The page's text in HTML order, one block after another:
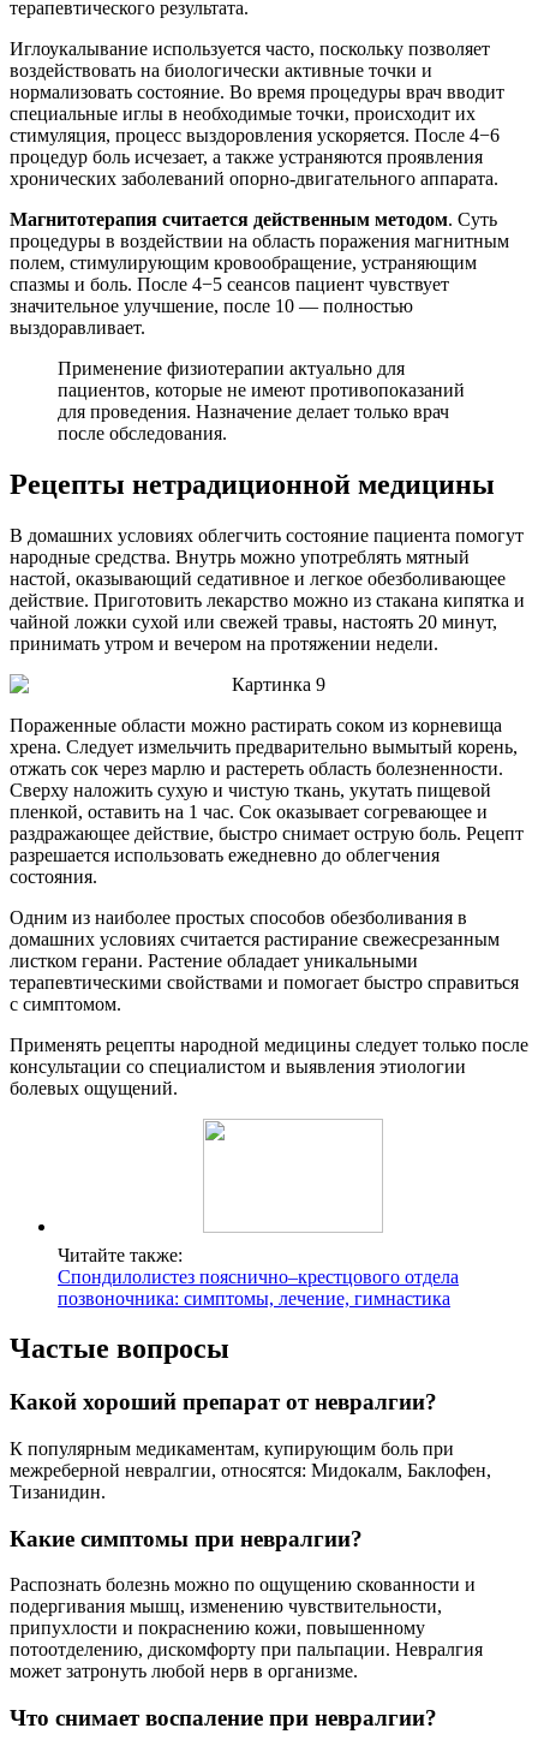
терапевтического результата.
Иглоукалывание используется часто, поскольку позволяет
воздействовать на биологически активные точки и
нормализовать состояние. Во время процедуры врач вводит
специальные иглы в необходимые точки, происходит их
стимуляция, процесс выздоровления ускоряется. После 4−6
процедур боль исчезает, а также устраняются проявления
хронических заболеваний опорно-двигательного аппарата.
Магнитотерапия считается действенным методом. Суть
процедуры в воздействии на область поражения магнитным
полем, стимулирующим кровообращение, устраняющим
спазмы и боль. После 4−5 сеансов пациент чувствует
значительное улучшение, после 10 — полностью
выздоравливает.
Применение физиотерапии актуально для
пациентов, которые не имеют противопоказаний
для проведения. Назначение делает только врач
после обследования.
Рецепты нетрадиционной медицины
В домашних условиях облегчить состояние пациента помогут
народные средства. Внутрь можно употреблять мятный
настой, оказывающий седативное и легкое обезболивающее
действие. Приготовить лекарство можно из стакана кипятка и
чайной ложки сухой или свежей травы, настоять 20 минут,
принимать утром и вечером на протяжении недели.
Пораженные области можно растирать соком из корневища
хрена. Следует измельчить предварительно вымытый корень,
отжать сок через марлю и растереть область болезненности.
Сверху наложить сухую и чистую ткань, укутать пищевой
пленкой, оставить на 1 час. Сок оказывает согревающее и
раздражающее действие, быстро снимает острую боль. Рецепт
разрешается использовать ежедневно до облегчения
состояния.
Одним из наиболее простых способов обезболивания в
домашних условиях считается растирание свежесрезанным
листком герани. Растение обладает уникальными
терапевтическими свойствами и помогает быстро справиться
с симптомом.
Применять рецепты народной медицины следует только после
консультации со специалистом и выявления этиологии
болевых ощущений.
Читайте также:
Спондилолистез пояснично–крестцового отдела
позвоночника: симптомы, лечение, гимнастика
Частые вопросы
Какой хороший препарат от невралгии?
К популярным медикаментам, купирующим боль при
межреберной невралгии, относятся: Мидокалм, Баклофен,
Тизанидин.
Какие симптомы при невралгии?
Распознать болезнь можно по ощущению скованности и
подергивания мышц, изменению чувствительности,
припухлости и покраснению кожи, повышенному
потоотделению, дискомфорту при пальпации. Невралгия
может затронуть любой нерв в организме.
Что снимает воспаление при невралгии?